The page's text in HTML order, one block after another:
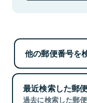
他の郵便番号を
最近検索した郵
過去に検索した郵